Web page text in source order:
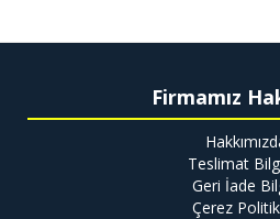
Firmamız
Teslimat
Geri İade
Çerez